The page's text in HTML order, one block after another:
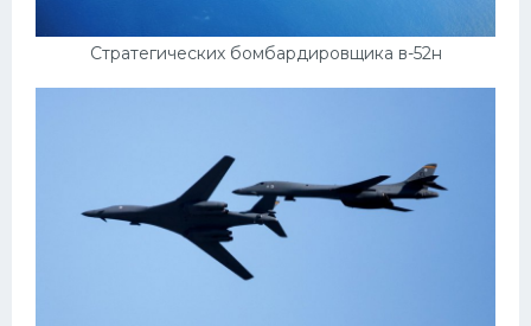
Стратегических бомбардировщика в-52н